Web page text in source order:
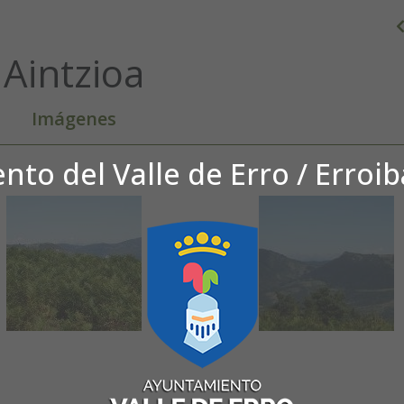
del Valle de Erro /
Aintzioa
Imágenes